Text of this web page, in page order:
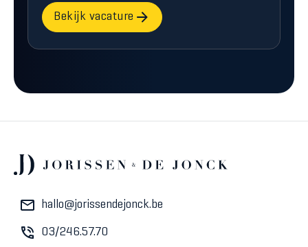
Bekijk vacature
hallo@jorissendejonck.be
03/246.57.70